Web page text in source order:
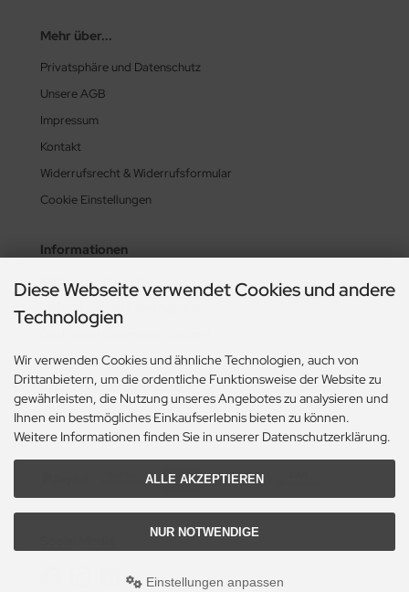
Mehr über...
Privatsphäre und Datenschutz
Unsere AGB
Impressum
Kontakt
Widerrufsrecht & Widerrufsformular
Cookie Einstellungen
Informationen
Zahlung & Versand
Lieferzeit & Lieferbedingungen
Historie? Fehlanzeige!
Aktionsheft Sommer 2026
Zahlungsmethoden
Diese Webseite verwendet Cookies und andere
Technologien
Wir verwenden Cookies und ähnliche Technologien, auch von
Drittanbietern, um die ordentliche Funktionsweise der Website zu
gewährleisten, die Nutzung unseres Angebotes zu analysieren und
Ihnen ein bestmögliches Einkaufserlebnis bieten zu können.
Weitere Informationen finden Sie in unserer Datenschutzerklärung.
ALLE AKZEPTIEREN
NUR NOTWENDIGE
Einstellungen anpassen